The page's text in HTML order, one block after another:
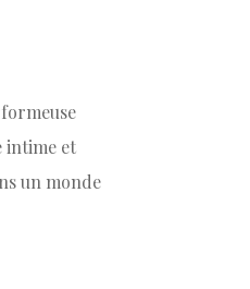
intime et
un monde